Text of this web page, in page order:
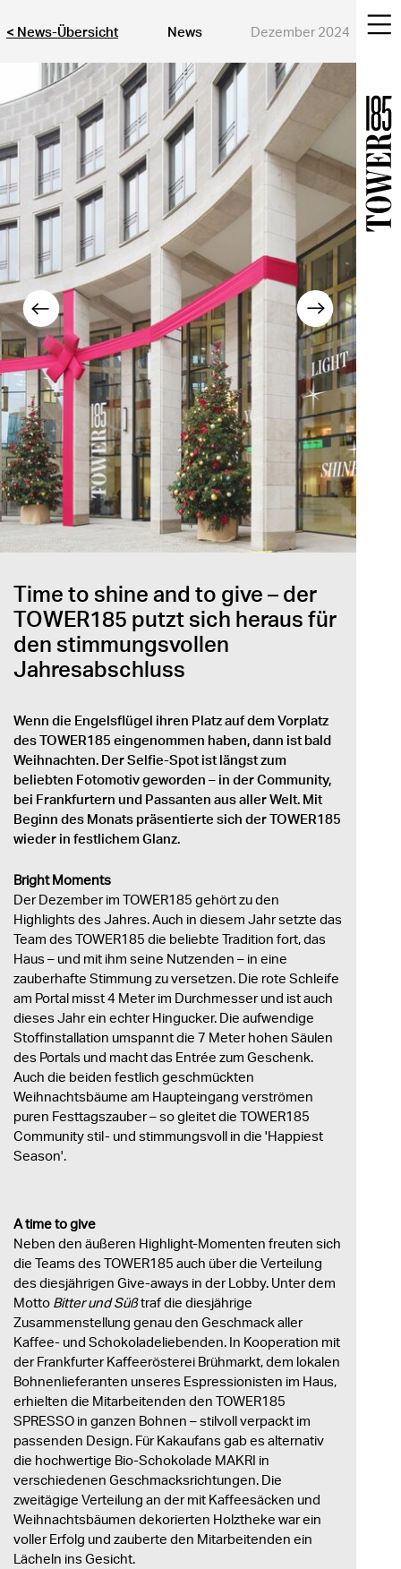
< News-Übersicht News Dezember 2024
Time to shine and to give – der
TOWER185 putzt sich heraus für
den stimmungsvollen
Jahresabschluss
Wenn die Engelsflügel ihren Platz auf dem Vorplatz
des TOWER185 eingenommen haben, dann ist bald
Weihnachten. Der Selfie-Spot ist längst zum
beliebten Fotomotiv geworden – in der Community,
bei Frankfurtern und Passanten aus aller Welt. Mit
Beginn des Monats präsentierte sich der TOWER185
wieder in festlichem Glanz.
Bright Moments
Der Dezember im TOWER185 gehört zu den
Highlights des Jahres. Auch in diesem Jahr setzte das
Team des TOWER185 die beliebte Tradition fort, das
Haus – und mit ihm seine Nutzenden – in eine
zauberhafte Stimmung zu versetzen. Die rote Schleife
am Portal misst 4 Meter im Durchmesser und ist auch
dieses Jahr ein echter Hingucker. Die aufwendige
Stoffinstallation umspannt die 7 Meter hohen Säulen
des Portals und macht das Entrée zum Geschenk.
Auch die beiden festlich geschmückten
Weihnachtsbäume am Haupteingang verströmen
puren Festtagszauber – so gleitet die TOWER185
Community stil- und stimmungsvoll in die 'Happiest
Season'.
A time to give
Neben den äußeren Highlight-Momenten freuten sich
die Teams des TOWER185 auch über die Verteilung
des diesjährigen Give-aways in der Lobby. Unter dem
Motto Bitter und Süßtraf die diesjährige
Zusammenstellung genau den Geschmack aller
Kaffee- und Schokoladeliebenden. In Kooperation mit
der Frankfurter Kaffeerösterei Brühmarkt, dem lokalen
Bohnenlieferanten unseres Espressionisten im Haus,
erhielten die Mitarbeitenden den TOWER185
SPRESSO in ganzen Bohnen – stilvoll verpackt im
passenden Design. Für Kakaufans gab es alternativ
die hochwertige Bio-Schokolade MAKRI in
verschiedenen Geschmacksrichtungen. Die
zweitägige Verteilung an der mit Kaffeesäcken und
Weihnachtsbäumen dekorierten Holztheke war ein
voller Erfolg und zauberte den Mitarbeitenden ein
Lächeln ins Gesicht.